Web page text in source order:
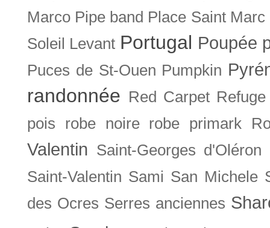
Marco Pipe band Place Saint Marc
Soleil Levant Portugal Poupée
Puces de St-Ouen Pumpkin
randonnée Red Carpet Refuge
pois
robe noire robe primark
Valentin Saint-Georges d'Oléron
Saint-Valentin Sami San Michele
des Ocres Serres anciennes